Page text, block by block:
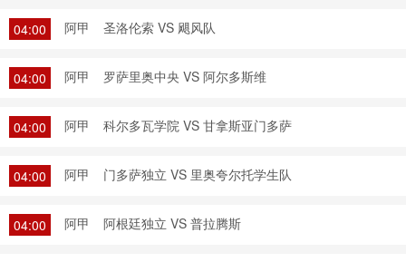
04:00 阿甲 圣洛伦索 VS 飓风队
04:00 阿甲 罗萨里奥中央 VS 阿尔多斯维
04:00 阿甲 科尔多瓦学院 VS 甘拿斯亚门多萨
04:00 阿甲 门多萨独立 VS 里奥夸尔托学生队
04:00 阿甲 阿根廷独立 VS 普拉腾斯